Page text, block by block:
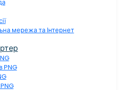
мережа та Інтернет
PNG